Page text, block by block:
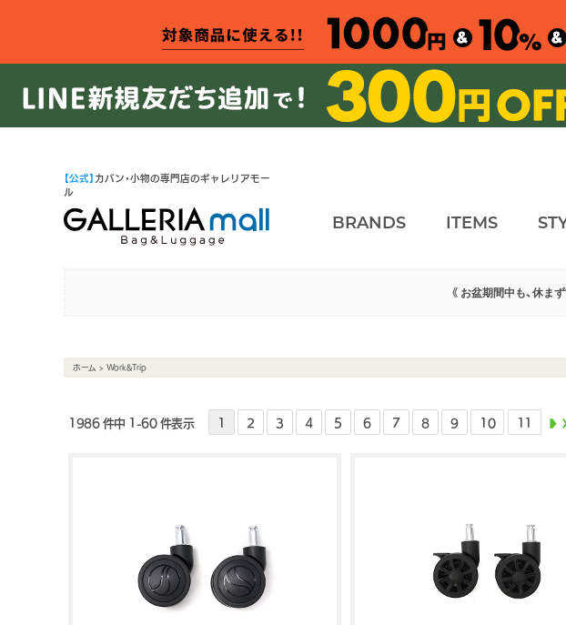
【公式】 カバン・小物の専門店のギャレリアモー
ル
BRANDS ITEMS
《 お盆期間中も、休ま
ホーム > Work&Trip
1986 件中 1-60 件表示 2 3 4 5 6 7 8 9 10